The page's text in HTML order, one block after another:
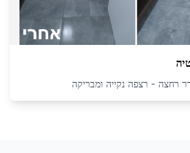
רחצה - רצפה נקייה ומבריקה